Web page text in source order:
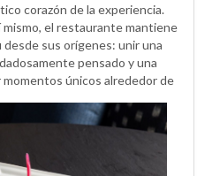
corazón de la experiencia.
el restaurante mantiene
sus orígenes: unir una
pensado y una
únicos alrededor de